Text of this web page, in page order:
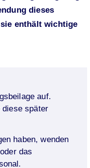
dieses
enthält wichtige
auf.
später
haben, wenden
das